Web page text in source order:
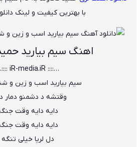
با بهترین کیفیت و لینک
اهنگ سیم بیارید
…:::: iR-media.iR ::::…
سیم بیارید اسب و زین و
وقتشه د دشمنو دمار
دایه دایه وقت
دایه دایه وقت
دل لریا خیلی تنگه